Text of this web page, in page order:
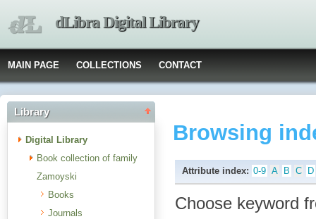
dLibra Digital Library
MAIN PAGE COLLECTIONS CONTACT
Library
Digital Library
Book collection of family
Zamoyski
Books
Journals
Browsing
Attribute index: 0-9 A B C D
Choose keyword